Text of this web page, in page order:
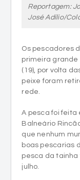
Reportagem:
José Adílio/
Os pescadores
primeira
(19), por volta
peixe foram
rede.
A pesca foi feita
Balneário
que nenhum
boas pescarias
pesca da tainha
julho.